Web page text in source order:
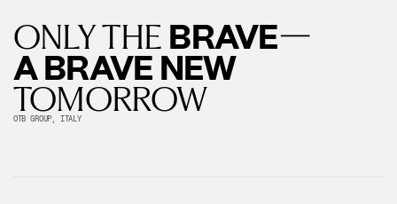
ONLY THE BRAVE—
A BRAVE NEW
TOMORROW
OTB GROUP, ITALY